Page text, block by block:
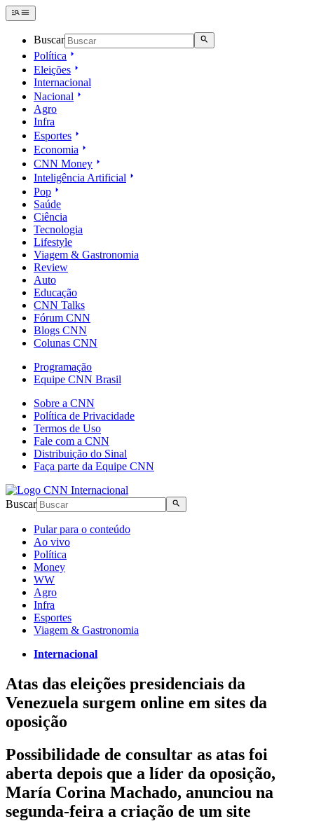
Buscar
Política
Eleições
Internacional
Nacional
Agro
Infra
Esportes
Economia
CNN Money
Inteligência Artificial
Pop
Saúde
Ciência
Tecnologia
Lifestyle
Viagem & Gastronomia
Review
Auto
Educação
CNN Talks
Fórum CNN
Blogs CNN
Colunas CNN
Programação
Equipe CNN Brasil
Sobre a CNN
Política de Privacidade
Termos de Uso
Fale com a CNN
Distribuição do Sinal
Faça parte da Equipe CNN
Buscar
Pular para o conteúdo
Ao vivo
Política
Money
WW
Agro
Infra
Esportes
Viagem & Gastronomia
Internacional
Atas das eleições presidenciais da
Venezuela surgem online em sites da
oposição
Possibilidade de consultar as atas foi
aberta depois que a líder da oposição,
María Corina Machado, anunciou na
segunda-feira a criação de um site